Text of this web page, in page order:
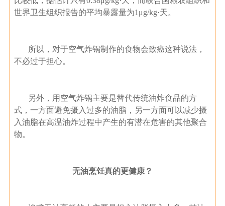
世界卫生组织报告的平均暴露量为1μg/kg·天。
所以，对于空气炸锅制作的食物会致癌这种说法，
不必过于担心。
另外，用空气炸锅主要是替代传统油炸食品的方
式，一方面避免摄入过多的油脂，另一方面可以减少摄
入油脂在高温油炸过程中产生的有潜在危害的其他聚合
物。
无油烹饪真的更健康？